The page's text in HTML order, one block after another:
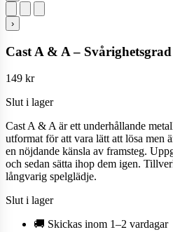
›
Cast A & A –
149 kr
Slut i lager
Cast A & A är ett underhållande
utformat för att vara lätt att lösa men
en nöjdande känsla av framsteg.
och sedan sätta ihop dem igen.
långvarig spelglädje.
Slut i lager
🚚 Skickas inom 1–2 vardagar